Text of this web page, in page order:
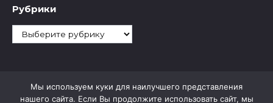
Рубрики
Рубрики
Мы используем куки для наилучшего представления
нашего сайта. Если Вы продолжите использовать сайт, мы